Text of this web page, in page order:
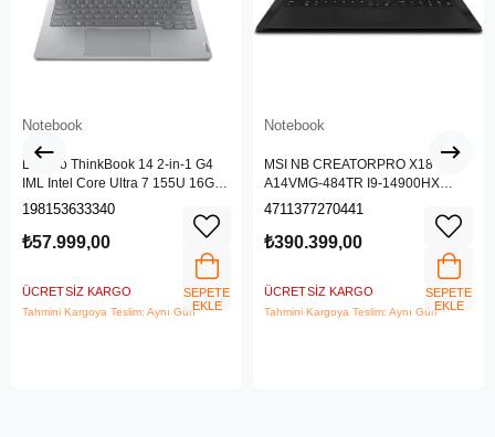
Notebook
Lenovo ThinkBook 14 2-in-1 G4
IML Intel Core Ultra 7 155U 16GB
512GB SSD 14" WUXGA IPS
Panel Freedos Dokunmatik Ekran
Laptop 21MX002VTR
198153633340
₺57.999,00
ÜCRETSIZ KARGO
Tahmini Kargoya Teslim: Aynı Gün
SEPETE
EKLE
Notebook
MSI NB CREATORPRO X18 HX
A14VMG-484TR I9-14900HX
128GB DDR5 RTX5000 ADA
GDDR6 16GB 4TB SSD 18.0
UHD+
4711377270441
₺390.399,00
ÜCRETSIZ KARGO
Tahmini Kargoya Teslim: Aynı Gün
SEPETE
EKLE